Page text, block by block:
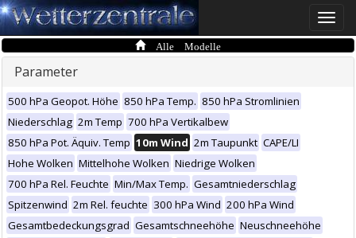
Toggle
Alle Modelle
Parameter
500 hPa Geopot. Höhe 850 hPa Temp. 850 hPa Stromlinien
Niederschlag 2m Temp 700 hPa Vertikalbew
850 hPa Pot. Äquiv. Temp 10m Wind 2m Taupunkt CAPE/LI
Hohe Wolken Mittelhohe Wolken Niedrige Wolken
700 hPa Rel. Feuchte Min/Max Temp. Gesamtniederschlag
Spitzenwind 2m Rel. feuchte 300 hPa Wind 200 hPa Wind
Gesamtbedeckungsgrad Gesamtschneehöhe Neuschneehöhe